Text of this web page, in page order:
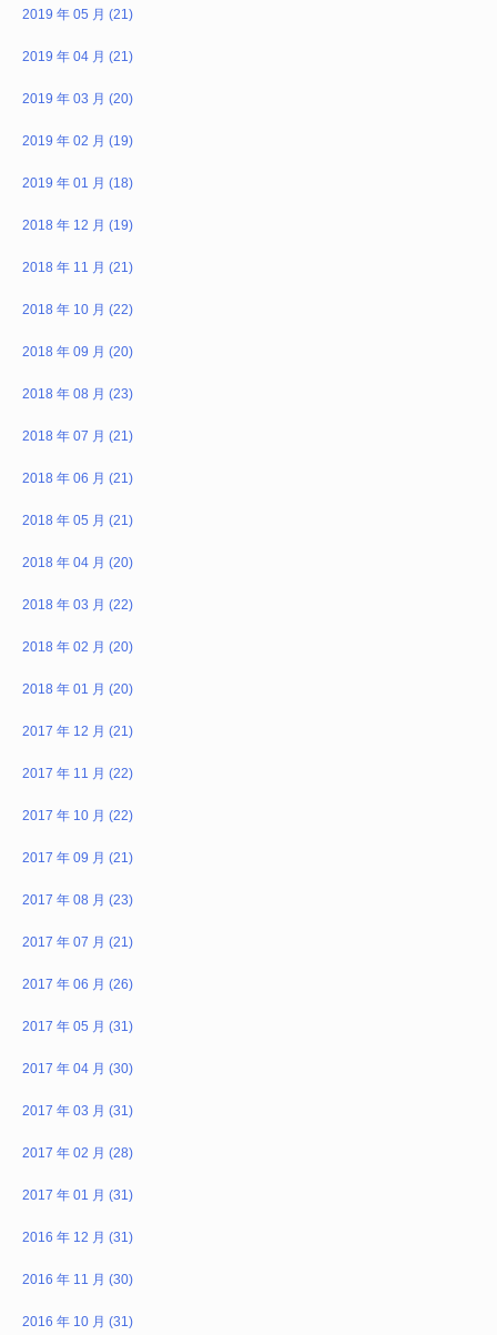
2019 年 05 月 (21)
2019 年 04 月 (21)
2019 年 03 月 (20)
2019 年 02 月 (19)
2019 年 01 月 (18)
2018 年 12 月 (19)
2018 年 11 月 (21)
2018 年 10 月 (22)
2018 年 09 月 (20)
2018 年 08 月 (23)
2018 年 07 月 (21)
2018 年 06 月 (21)
2018 年 05 月 (21)
2018 年 04 月 (20)
2018 年 03 月 (22)
2018 年 02 月 (20)
2018 年 01 月 (20)
2017 年 12 月 (21)
2017 年 11 月 (22)
2017 年 10 月 (22)
2017 年 09 月 (21)
2017 年 08 月 (23)
2017 年 07 月 (21)
2017 年 06 月 (26)
2017 年 05 月 (31)
2017 年 04 月 (30)
2017 年 03 月 (31)
2017 年 02 月 (28)
2017 年 01 月 (31)
2016 年 12 月 (31)
2016 年 11 月 (30)
2016 年 10 月 (31)